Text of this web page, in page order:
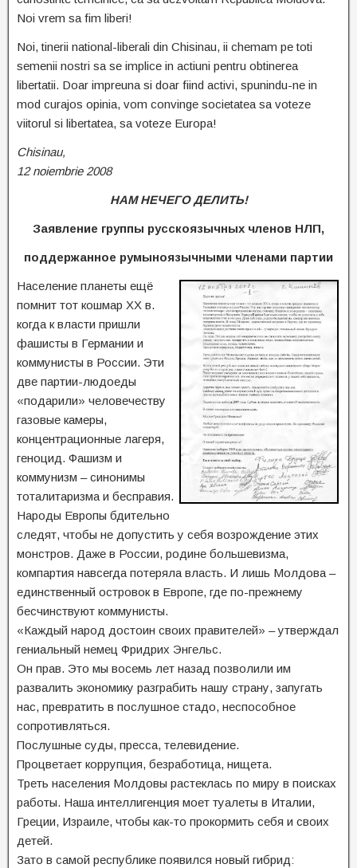
Noi vrem sa fim liberi!
Noi, tinerii national-liberali din Chisinau, ii chemam pe toti
semenii nostri sa se implice in actiuni pentru obtinerea
libertatii. Doar impreuna si doar fiind activi, spunindu-ne in
mod curajos opinia, vom convinge societatea sa voteze
viitorul si libertatea, sa voteze Europa!
Chisinau,
12 noiembrie 2008
НАМ НЕЧЕГО ДЕЛИТЬ!
Заявление группы русскоязычных членов НЛП,
поддержанное румыноязычными членами партии
Население планеты ещё
помнит тот кошмар XX в.
когда к власти пришли
фашисты в Германии и
коммунисты в России. Эти
две партии-людоеды
«подарили» человечеству
газовые камеры,
концентрационные лагеря,
геноцид. Фашизм и
коммунизм – синонимы
тоталитаризма и бесправия.
Народы Европы бдительно
следят, чтобы не допустить у себя возрождение этих
монстров. Даже в России, родине большевизма,
компартия навсегда потеряла власть. И лишь Молдова –
единственный островок в Европе, где по-прежнему
бесчинствуют коммунисты.
«Каждый народ достоин своих правителей» – утверждал
гениальный немец Фридрих Энгельс.
Он прав. Это мы восемь лет назад позволили им
развалить экономику разграбить нашу страну, запугать
нас, превратить в послушное стадо, неспособное
сопротивляться.
Послушные суды, пресса, телевидение.
Процветает коррупция, безработица, нищета.
Треть населения Молдовы растеклась по миру в поисках
работы. Наша интеллигенция моет туалеты в Италии,
Греции, Израиле, чтобы как-то прокормить себя и своих
детей.
Зато в самой республике появился новый гибрид: